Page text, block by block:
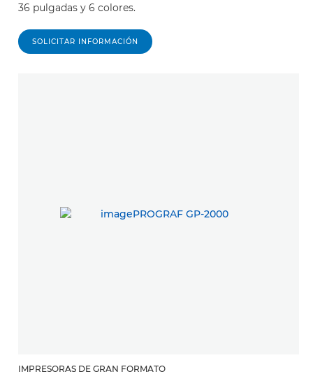
36 pulgadas y 6 colores.
SOLICITAR INFORMACIÓN
IMPRESORAS DE GRAN FORMATO